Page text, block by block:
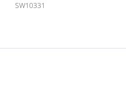
SW10331